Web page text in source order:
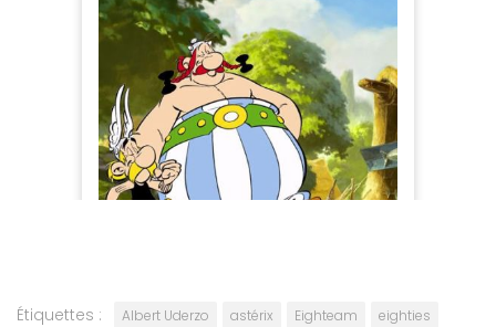
Étiquettes : Albert Uderzo astérix Eighteam
eighties